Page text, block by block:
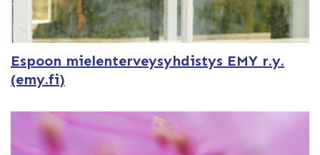
Espoon mielenterveysyhdistys EMY r.y.
(emy.fi)